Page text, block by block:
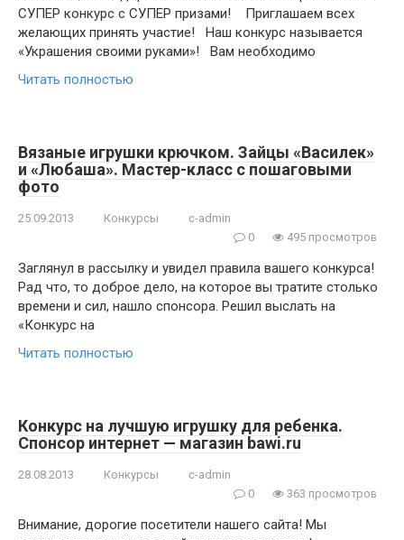
СУПЕР конкурс с СУПЕР призами! Приглашаем всех
желающих принять участие! Наш конкурс называется
«Украшения своими руками»! Вам необходимо
Читать полностью
Вязаные игрушки крючком. Зайцы «Василек»
и «Любаша». Мастер-класс с пошаговыми
фото
25.09.2013 Конкурсы
c-admin
0
495 просмотров
Заглянул в рассылку и увидел правила вашего конкурса!
Рад что, то доброе дело, на которое вы тратите столько
времени и сил, нашло спонсора. Решил выслать на
«Конкурс на
Читать полностью
Конкурс на лучшую игрушку для ребенка.
Спонсор интернет — магазин bawi.ru
28.08.2013 Конкурсы
c-admin
0
363 просмотров
Внимание, дорогие посетители нашего сайта! Мы